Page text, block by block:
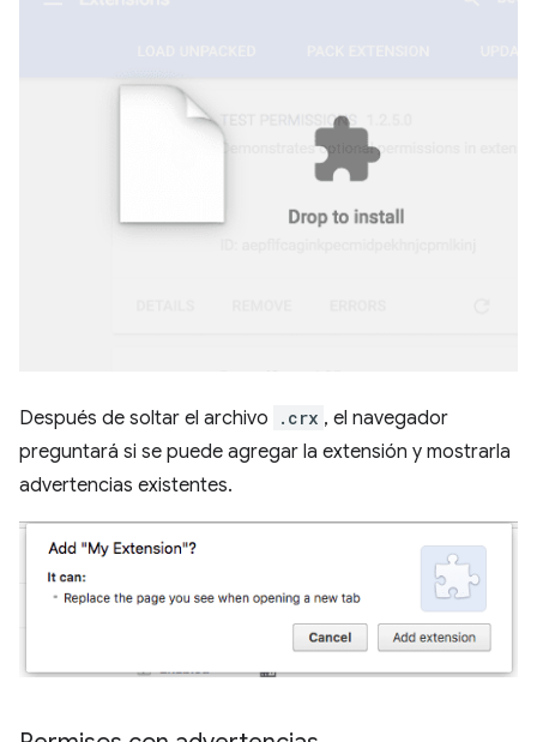
Después de soltar el archivo .crx , el navegador
preguntará si se puede agregar la extensión y mostrarla
advertencias existentes.